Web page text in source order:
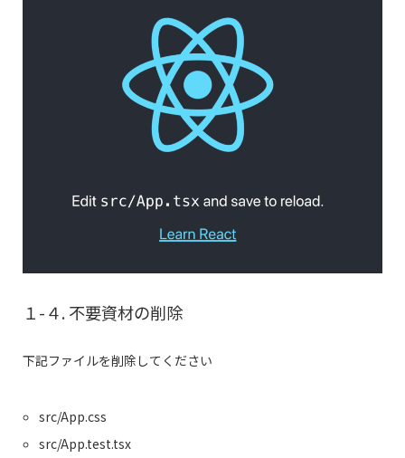
１-４. 不要資材の削除
下記ファイルを削除してください
src/App.css
src/App.test.tsx